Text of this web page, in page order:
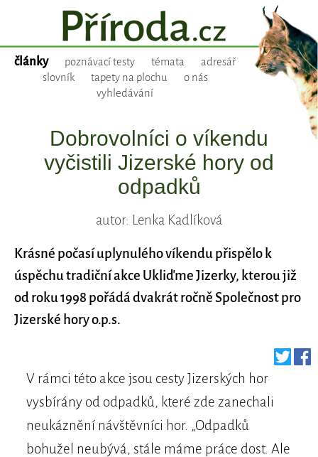
články poznávací testy témata
adresář
slovník
tapety na plochu
o nás
vyhledávání
Dobrovolníci o víkendu
vyčistili Jizerské hory od
odpadků
autor: Lenka Kadlíková
Krásné počasí uplynulého víkendu přispělo k
úspěchu tradiční akce Ukliďme Jizerky, kterou již
od roku 1998 pořádá dvakrát ročně Společnost pro
Jizerské hory o.p.s.
V rámci této akce jsou cesty Jizerských hor
vysbírány od odpadků, které zde zanechali
neukáznění návštěvníci hor. „Odpadků
bohužel neubývá, stále máme práce dost. Ale